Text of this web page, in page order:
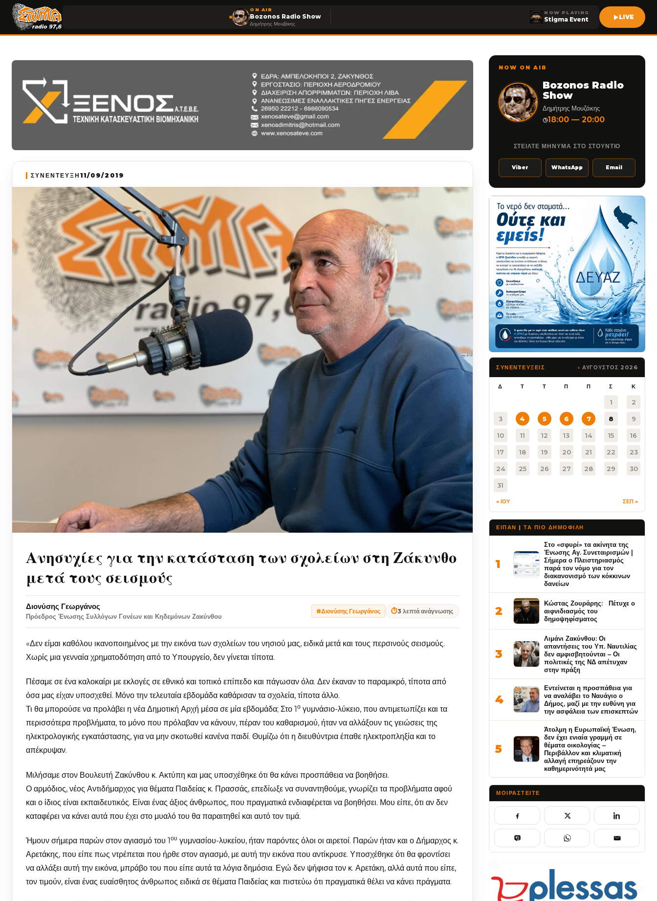
ON AIR
Bozonos Radio Show
Δημήτρης Μουζάκης
NOW PLAYING
Stigma Event LIVE
ΣΥΝΕΝΤΕΥΞΗ 11/09/2019
Ανησυχίες για την κατάσταση των σχολείων στη Ζάκυνθο
μετά τους σεισμούς
Διονύσης Γεωργάνος
Πρόεδρος Ένωσης Συλλόγων Γονέων και Κηδεμόνων Ζακύνθου
#Διονύσης Γεωργάνος ⏱3 λεπτά ανάγνωσης
«Δεν είμαι καθόλου ικανοποιημένος με την εικόνα των σχολείων του νησιού μας, ειδικά μετά και τους περσινούς σεισμούς.
Χωρίς μια γενναία χρηματοδότηση από το Υπουργείο, δεν γίνεται τίποτα.
Πέσαμε σε ένα καλοκαίρι με εκλογές σε εθνικό και τοπικό επίπεδο και πάγωσαν όλα. Δεν έκαναν το παραμικρό, τίποτα από
όσα μας είχαν υποσχεθεί. Μόνο την τελευταία εβδομάδα καθάρισαν τα σχολεία, τίποτα άλλο.
Τι θα μπορούσε να προλάβει η νέα Δημοτική Αρχή μέσα σε μία εβδομάδα; Στο 1 ο γυμνάσιο-λύκειο, που αντιμετωπίζει και τα
περισσότερα προβλήματα, το μόνο που πρόλαβαν να κάνουν, πέραν του καθαρισμού, ήταν να αλλάξουν τις γειώσεις της
ηλεκτρολογικής εγκατάστασης, για να μην σκοτωθεί κανένα παιδί. Θυμίζω ότι η διευθύντρια έπαθε ηλεκτροπληξία και το
απέκρυψαν.
Μιλήσαμε στον Βουλευτή Ζακύνθου κ. Ακτύπη και μας υποσχέθηκε ότι θα κάνει προσπάθεια να βοηθήσει.
Ο αρμόδιος, νέος Αντιδήμαρχος για θέματα Παιδείας κ. Πρασσάς, επεδίωξε να συναντηθούμε, γνωρίζει τα προβλήματα αφού
και ο ίδιος είναι εκπαιδευτικός. Είναι ένας άξιος άνθρωπος, που πραγματικά ενδιαφέρεται να βοηθήσει. Μου είπε, ότι αν δεν
καταφέρει να κάνει αυτά που έχει στο μυαλό του θα παραιτηθεί και αυτό τον τιμά.
Ήμουν σήμερα παρών στον αγιασμό του 1ου γυμνασίου-λυκείου, ήταν παρόντες όλοι οι αιρετοί. Παρών ήταν και ο Δήμαρχος κ.
Αρετάκης, που είπε πως ντρέπεται που ήρθε στον αγιασμό, με αυτή την εικόνα που αντίκρυσε. Υποσχέθηκε ότι θα φροντίσει
να αλλάξει αυτή την εικόνα, μπράβο του που είπε αυτά τα λόγια δημόσια. Εγώ δεν ψήφισα τον κ. Αρετάκη, αλλά αυτά που είπε,
τον τιμούν, είναι ένας ευαίσθητος άνθρωπος ειδικά σε θέματα Παιδείας και πιστεύω ότι πραγματικά θέλει να κάνει πράγματα.
NOW ON AIR
Bozonos Radio
Show
Δημήτρης Μουζάκης
◷18:00 — 20:00
ΣΤΕΙΛΤΕ ΜΗΝΥΜΑ ΣΤΟ ΣΤΟΥΝΤΙΟ
Viber WhatsApp Email
ΣΥΝΕΝΤΕΥΞΕΙΣ ΑΥΓΟΥΣΤΟΣ 2026
Δ Τ Τ Π Π Σ Κ
1 2
3 4 5 6 7 8 9
10 11 12 13 14 15 16
17 18 19 20 21 22 23
24 25 26 27 28 29 30
31
« ΙΟΥ ΣΕΠ »
ΕΙΠΑΝ | ΤΑ ΠΙΟ ΔΗΜΟΦΙΛΉ
1
Στο «σφυρί» τα ακίνητα της
Ένωσης Αγ. Συνεταιρισμών |
Σήμερα ο Πλειστηριασμός
παρά τον νόμο για τον
διακανονισμό των κόκκινων
δανείων
2
Κώστας Ζουράρης: Πέτυχε ο
αιφνιδιασμός του
δημοψηφίσματος
3
Λιμάνι Ζακύνθου: Οι
απαντήσεις του Υπ. Ναυτιλίας
δεν αμφισβητούνται – Οι
πολιτικές της ΝΔ απέτυχαν
στην πράξη
4
Εντείνεται η προσπάθεια για
να αναλάβει το Ναυάγιο ο
Δήμος, μαζί με την ευθύνη για
την ασφάλεια των επισκεπτών
5
Άτολμη η Ευρωπαϊκή Ένωση,
δεν έχει ενιαία γραμμή σε
θέματα οικολογίας –
Περιβάλλον και κλιματική
αλλαγή επηρεάζουν την
καθημερινότητά μας
ΜΟΙΡΑΣΤΕΊΤΕ